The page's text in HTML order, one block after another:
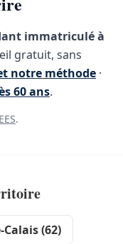
immatriculé à
gratuit, sans
notre méthode ·
60 ans.
.
(62)